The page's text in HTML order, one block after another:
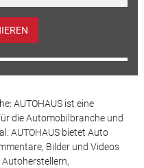
AUTOHAUS ist eine
die Automobilbranche und
AUTOHAUS bietet Auto
Bilder und Videos